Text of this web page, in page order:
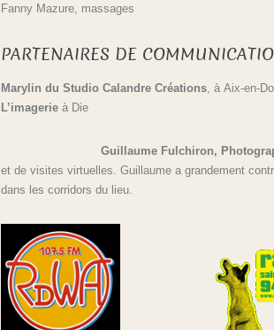
Fanny Mazure, massages
PARTENAIRES DE
Marylin du Studio Calandre Créations, à Aix-en-
L’imagerie à Die
Guillaume Fulchiron,
et de visites virtuelles. Guillaume a grandement
dans les corridors du lieu.